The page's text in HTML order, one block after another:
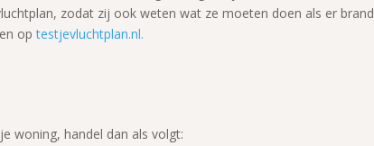
zodat zij ook weten wat ze moeten doen als er brand
optestjevluchtplan.nl.
woning, handel dan als volgt: